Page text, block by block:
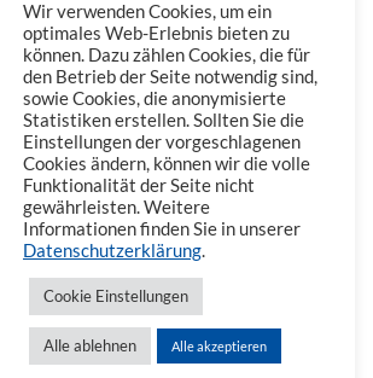
Phone: +423 235 0660
Telefax: +423 235 0669
Mail: office@vienna-life.li
Datenschutzerklärung Impressum
Wir verwenden Cookies, um ein
optimales Web-Erlebnis bieten zu
können. Dazu zählen Cookies, die für
den Betrieb der Seite notwendig sind,
sowie Cookies, die anonymisierte
Statistiken erstellen. Sollten Sie die
Einstellungen der vorgeschlagenen
Cookies ändern, können wir die volle
Funktionalität der Seite nicht
gewährleisten. Weitere
Informationen finden Sie in unserer
Datenschutzerklärung.
Cookie Einstellungen
Alle ablehnen Alle akzeptieren